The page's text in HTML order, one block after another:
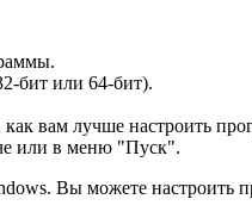
бит или 64-бит).
вам лучше настроить
или в меню "Пуск".
Вы можете настроить